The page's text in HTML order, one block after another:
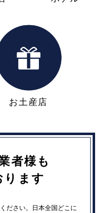
お土産店
者様も
ります
ださい。日本全国どこに